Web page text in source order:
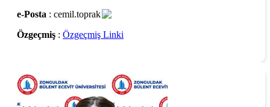
e-Posta : cemil.toprak
Özgeçmiş : Özgeçmiş Linki